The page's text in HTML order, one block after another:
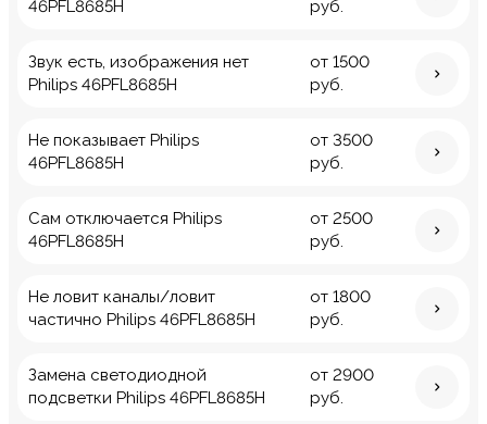
46PFL8685H
руб.
Звук есть, изображения нет
Philips 46PFL8685H
от 1500
руб.
Не показывает Philips
46PFL8685H
от 3500
руб.
Сам отключается Philips
46PFL8685H
от 2500
руб.
Не ловит каналы/ловит
частично Philips 46PFL8685H
от 1800
руб.
Замена светодиодной
подсветки Philips 46PFL8685H
от 2900
руб.